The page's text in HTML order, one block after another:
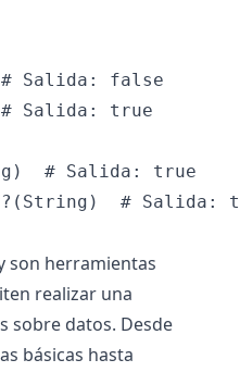
Salida: false
Salida: true
# Salida: true
son herramientas
realizar una
sobre datos. Desde
básicas hasta